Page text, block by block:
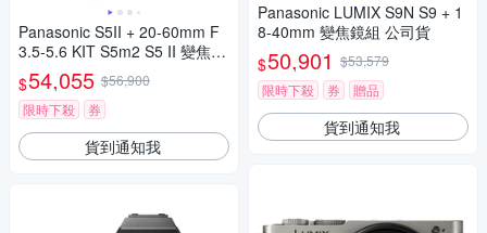
Panasonic S5II + 20-60mm F
3.5-5.6 KIT S5m2 S5 II 變焦鏡
組 公司貨
$54,055 $56,900
限時下殺
券
貨到通知我
Panasonic LUMIX S9N S9 + 1
8-40mm 變焦鏡組 公司貨
$50,901 $53,579
限時下殺
券 贈品
貨到通知我